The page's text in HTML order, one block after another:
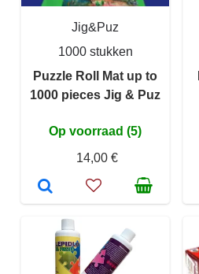
Jig&Puz
1000 stukken
Puzzle Roll Mat up to
1000 pieces Jig & Puz
Op voorraad (5)
14,00 €